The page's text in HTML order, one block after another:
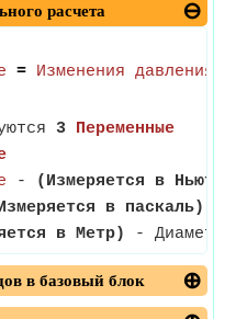
расчета
= Изменения давления
3 Переменные
-
(Измеряется в
в паскаль)
в Метр) - Диаметр
в базовый блок